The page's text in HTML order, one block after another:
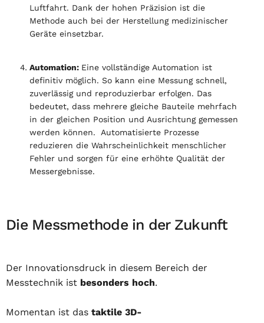
Luftfahrt. Dank der hohen Präzision ist die
Methode auch bei der Herstellung medizinischer
Geräte einsetzbar.
Automation: Eine vollständige Automation ist
definitiv möglich. So kann eine Messung schnell,
zuverlässig und reproduzierbar erfolgen. Das
bedeutet, dass mehrere gleiche Bauteile mehrfach
in der gleichen Position und Ausrichtung gemessen
werden können. Automatisierte Prozesse
reduzieren die Wahrscheinlichkeit menschlicher
Fehler und sorgen für eine erhöhte Qualität der
Messergebnisse.
Die Messmethode in der Zukunft
Der Innovationsdruck in diesem Bereich der
Messtechnik ist besonders hoch.
Momentan ist das taktile 3D-